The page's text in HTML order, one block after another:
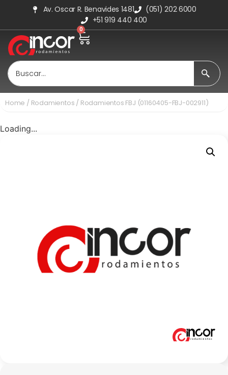
Av. Oscar R. Benavides 1481
(051) 202 6000
+51 919 440 400
0
Home / Rodamientos / Rodamientos FBJ (01160405-FBJ-002911)
Loading...